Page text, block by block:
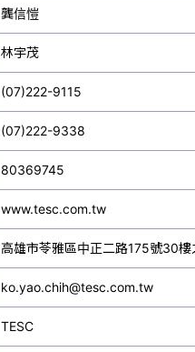
龔信愷
林宇茂
(07)222-9115
(07)222-9338
80369745
www.tesc.com.tw
高雄市苓雅區中正二路175號30樓
ko.yao.chih@tesc.com.tw
TESC